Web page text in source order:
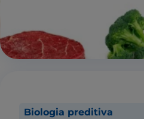
Biologia preditiva